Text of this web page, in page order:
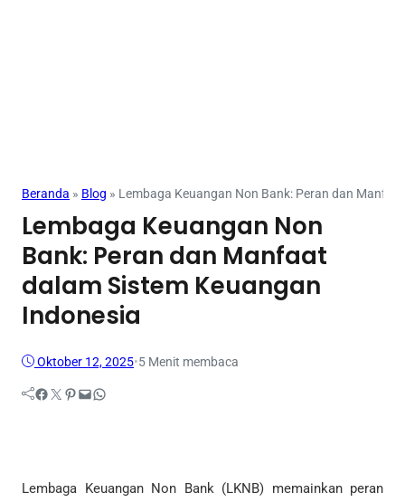
Beranda » Blog » Lembaga Keuangan Non Bank: Peran dan
Lembaga Keuangan Non
Bank: Peran dan Manfaat
dalam Sistem Keuangan
Indonesia
Oktober 12, 2025•5 Menit membaca
Facebook Twitter Pinterest Mail WhatsApp
Lembaga Keuangan Non Bank (LKNB) memainkan peran